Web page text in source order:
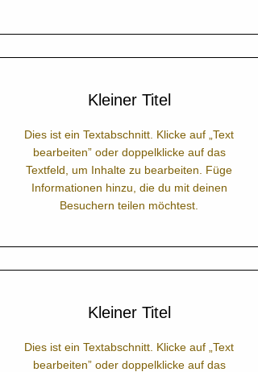
Kleiner Titel
Dies ist ein Textabschnitt. Klicke auf „Text
bearbeiten” oder doppelklicke auf das
Textfeld, um Inhalte zu bearbeiten. Füge
Informationen hinzu, die du mit deinen
Besuchern teilen möchtest.
Kleiner Titel
Dies ist ein Textabschnitt. Klicke auf „Text
bearbeiten” oder doppelklicke auf das